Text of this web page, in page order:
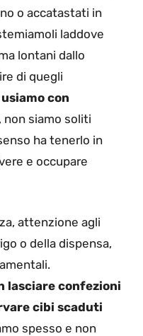
o accatastati in
laddove
lontani dallo
di quegli
con
non siamo soliti
ha tenerlo in
e occupare
attenzione agli
o della dispensa,
lasciare confezioni
cibi scaduti
spesso e non